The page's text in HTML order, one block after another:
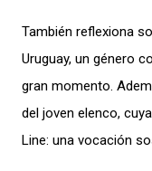
También reflexiona
Uruguay, un género
gran momento.
del joven elenco,
Line: una vocación